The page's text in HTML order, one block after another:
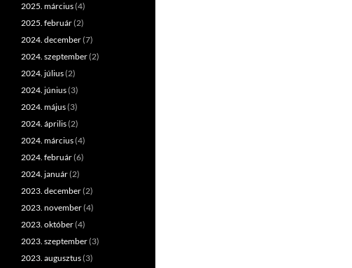
2025. március(4)
2025. február(2)
2024. december(7)
2024. szeptember(2)
2024. július(2)
2024. június(3)
2024. május(3)
2024. április(2)
2024. március(4)
2024. február(6)
2024. január(2)
2023. december(2)
2023. november(4)
2023. október(4)
2023. szeptember(3)
2023. augusztus(3)